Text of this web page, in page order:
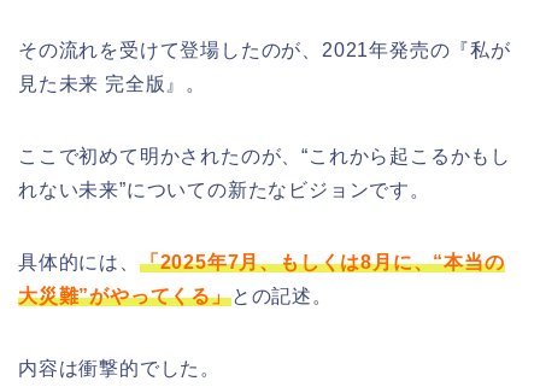
その流れを受けて登場したのが、2021年発売の『私が
見た未来 完全版』。
ここで初めて明かされたのが、“これから起こるかもし
れない未来”についての新たなビジョンです。
具体的には、 「2025年7月、もしくは8月に、“本当の
大災難”がやってくる」との記述。
内容は衝撃的でした。